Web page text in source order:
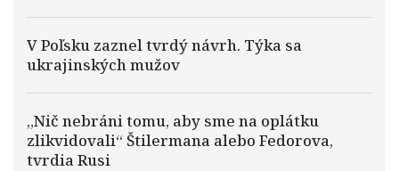
V Poľsku zaznel tvrdý návrh. Týka sa
ukrajinských mužov
„Nič nebráni tomu, aby sme na oplátku
zlikvidovali“ Štilermana alebo Fedorova,
tvrdia Rusi